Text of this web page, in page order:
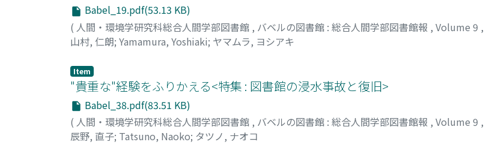
Babel_19.pdf(53.13 KB)
( 人間・環境学研究科総合人間学部図書館 , バベルの図書館 : 総合人間学部図書館報 , Volume 9 ,
山村, 仁朗; Yamamura, Yoshiaki; ヤマムラ, ヨシアキ
Item
"貴重な"経験をふりかえる<特集 : 図書館の浸水事故と復旧>
Babel_38.pdf(83.51 KB)
( 人間・環境学研究科総合人間学部図書館 , バベルの図書館 : 総合人間学部図書館報 , Volume 9 ,
辰野, 直子; Tatsuno, Naoko; タツノ, ナオコ